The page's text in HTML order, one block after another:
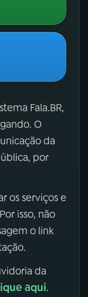
Fala.BR,
O
da
por
os serviços e
isso, não
o link
da
aqui.